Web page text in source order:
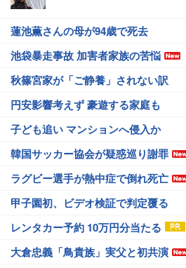
蓮池薫さんの母が94歳で死去
池袋暴走事故 加害者家族の苦悩
秋篠宮家が「ご静養」されない訳
円安影響考えず 豪遊する家庭も
子ども追い マンションへ侵入か
韓国サッカー協会が疑惑巡り謝罪
ラグビー選手が熱中症で倒れ死亡
甲子園初、ビデオ検証で判定覆る
レンタカー予約 10万円分当たる
大倉忠義「鳥貴族」実父と初共演